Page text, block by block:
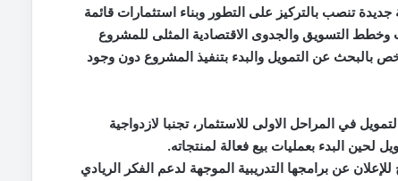
تنصب بالتركيز على التطور وبناء استثمارات قائمة
التسويق والجدوى الاقتصادية المثلى للمشروع
بالبحث عن التمويل والبدء بتنفيذ المشروع دون وجود
في المراحل الاولى للاستثمار، تجنبا لازدواجية
البدء بعمليات بيع فعالة لمنتجاته.
عن برامجها التدريبية الموجهة لدعم الفكر الريادي